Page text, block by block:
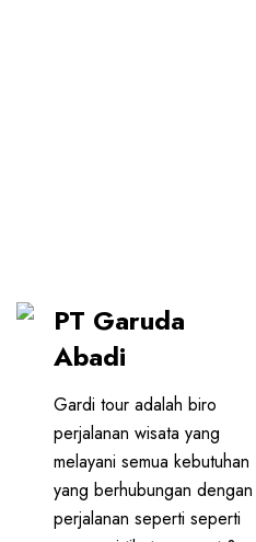
PT Garuda
Abadi
Gardi tour adalah biro
perjalanan wisata yang
melayani semua kebutuhan
yang berhubungan dengan
perjalanan seperti seperti